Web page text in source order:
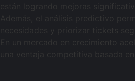
están logrando mejoras
Además, el análisis predictivo
necesidades y priorizar tickets
En un mercado en crecimiento
una ventaja competitiva basada